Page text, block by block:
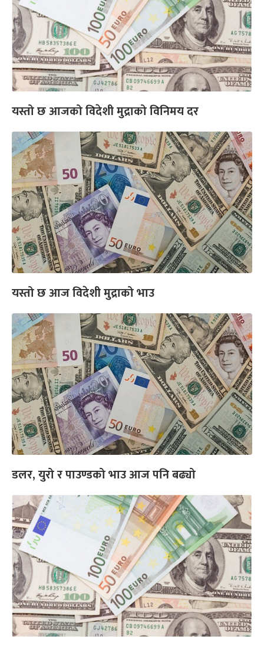
यस्तो छ आजको विदेशी मुद्राको विनिमय दर
यस्तो छ आज विदेशी मुद्राको भाउ
डलर, युरो र पाउण्डको भाउ आज पनि बढ्यो